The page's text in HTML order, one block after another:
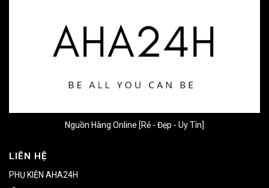
Nguồn Hàng Online [Rẻ - Đẹp - Uy Tín]
LIÊN HỆ
PHỤ KIỆN AHA24H